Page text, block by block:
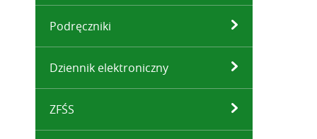
Podręczniki
Dziennik elektroniczny
ZFŚS